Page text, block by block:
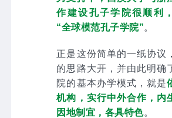
作建设孔子学院很顺利
“全球模范孔子学院”。
正是这份简单的一纸协议
的思路大开，并由此明确
院的基本办学模式，就是
机构，实行中外合作，内
因地制宜，各具特色。